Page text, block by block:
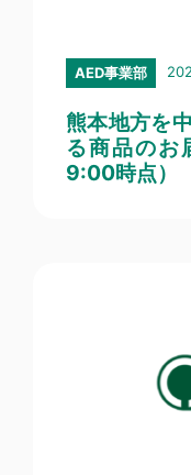
AED事業部
熊本地方を
る商品のお
9:00時点）